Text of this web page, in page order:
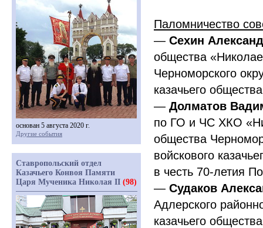
Паломничество
— Сехин
общества «
Черноморского
казачьего
— Долматов
по ГО и ЧС ХКО «
общества
войскового
в честь 70-летия
— Судаков
Адлерского
казачьего
основан 5 августа 2020 г.
Другие события
Ставропольский отдел
Казачьего Конвоя Памяти
Царя Мученика Николая II (98)